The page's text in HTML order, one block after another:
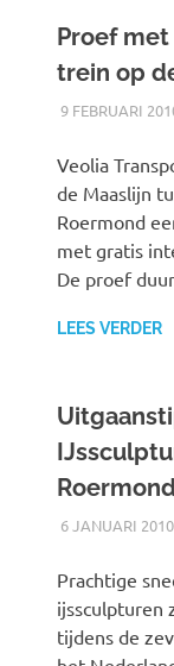
Proef
trein op
9 FEBRUARI
Veolia
de Maaslijn
Roermond
met gratis
De proef
LEES VERDER
6 JANUARI 2010
Prachtige
ijssculpturen
tijdens de